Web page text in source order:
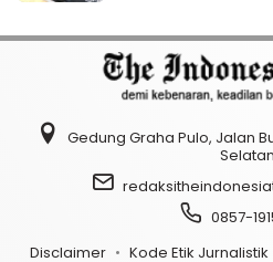
Gedung Graha Pulo, Jalan
Selatan
0857-
Disclaimer
Kode Etik Jurnalistik